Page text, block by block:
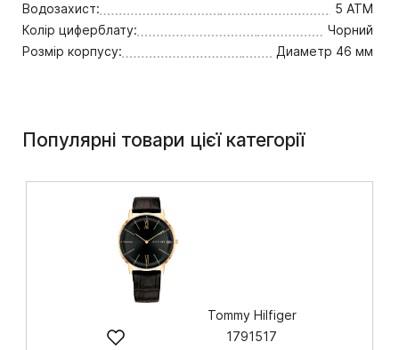
Водозахист:
5 ATM
Колір циферблату:
Чорний
Розмір корпусу:
Диаметр 46 мм
Популярні товари цієї категорії
Tommy Hilfiger
1791517